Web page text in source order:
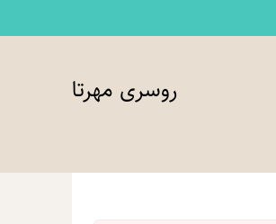
روسری مهرتا